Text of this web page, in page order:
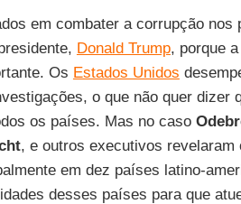
em combater a corrupção nos
Donald Trump, porque
Os Estados Unidos
o que não quer dizer
os países. Mas no caso
, e outros executivos revelaram
em dez países latino-
desses países para que